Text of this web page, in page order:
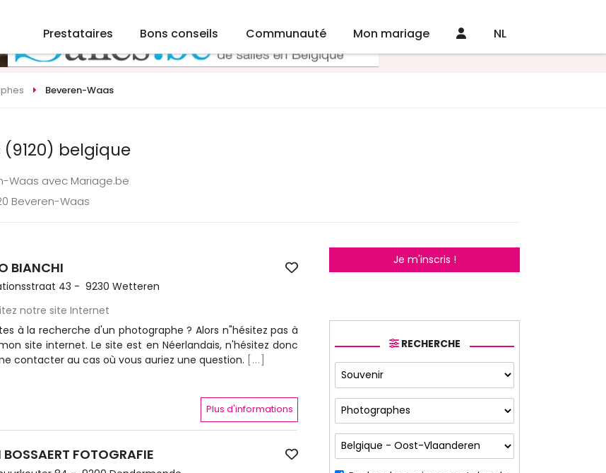
Prestataires Bons conseils Communauté Mon mariage NL
Beveren-Waas
belgique
Waas avec Mariage.be
Beveren-Waas
BIANCHI
43 - 9230 Wetteren
notre site Internet
à la recherche d'un photographe ? Alors n"hésitez pas à
site internet. Le site est en Néerlandais, n'hésitez donc
contacter au cas où vous auriez une question.
[...]
Plus d'informations
FOTOGRAFIE
Je m'inscris !
RECHERCHE